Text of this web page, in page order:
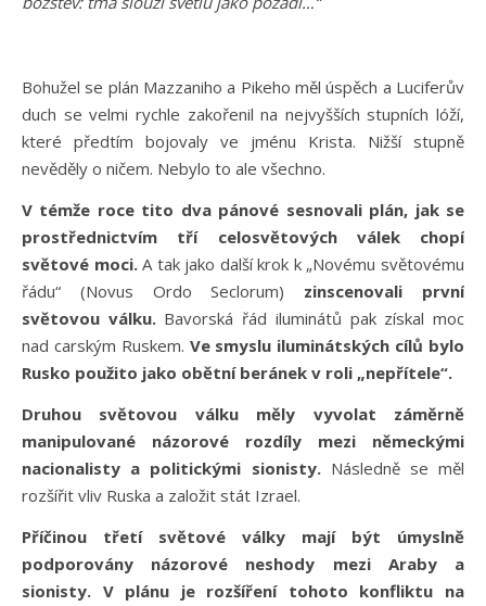
Bohužel se plán Mazzaniho a Pikeho měl úspěch a Luciferův
duch se velmi rychle zakořenil na nejvyšších stupních lóží,
které předtím bojovaly ve jménu Krista. Nižší stupně
nevěděly o ničem. Nebylo to ale všechno.
V témže roce tito dva pánové sesnovali plán, jak se
prostřednictvím tří celosvětových válek chopí
světové moci.A tak jako další krok k „Novému světovému
řádu“ (Novus Ordo Seclorum) zinscenovali první
světovou válku.Bavorská řád iluminátů pak získal moc
nad carským Ruskem. Ve smyslu iluminátských cílů bylo
Rusko použito jako obětní beránek v roli „nepřítele“.
Druhou světovou válku měly vyvolat záměrně
manipulované názorové rozdíly mezi německými
nacionalisty a politickými sionisty. Následně se měl
rozšířit vliv Ruska a založit stát Izrael.
Příčinou třetí světové války mají být úmyslně
podporovány názorové neshody mezi Araby a
sionisty. V plánu je rozšíření tohoto konfliktu na